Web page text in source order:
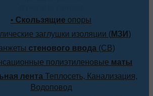
• Скользящие опоры
заглушки изоляции (МЗИ )
стенового ввода (СВ)
полиэтиленовые маты
лентаТеплосеть, Канализация,
Водоповод